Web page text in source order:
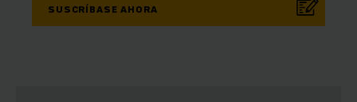
SUSCRÍBASE AHORA